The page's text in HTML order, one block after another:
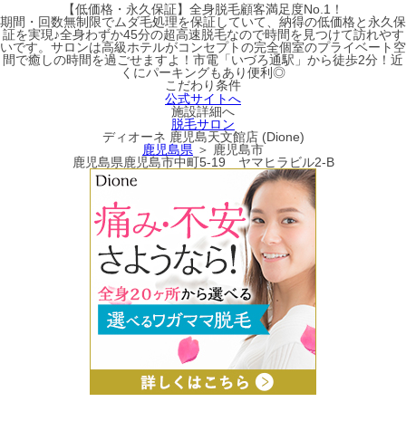
【低価格・永久保証】全身脱毛顧客満足度No.1！
期間・回数無制限でムダ毛処理を保証していて、納得の低価格と永久保
証を実現♪全身わずか45分の超高速脱毛なので時間を見つけて訪れやす
いです。サロンは高級ホテルがコンセプトの完全個室のプライベート空
間で癒しの時間を過ごせますよ！市電「いづろ通駅」から徒歩2分！近
くにパーキングもあり便利◎
こだわり条件
公式サイトへ
施設詳細へ
脱毛サロン
ディオーネ 鹿児島天文館店 (Dione)
鹿児島県 ＞ 鹿児島市
鹿児島県鹿児島市中町5-19 ヤマヒラビル2-B